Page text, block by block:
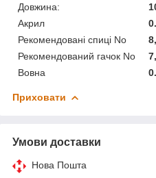
Довжина:
Акрил
Рекомендовані спиці No
Рекомендований гачок No
Вовна
Приховати
Умови доставки
Нова Пошта